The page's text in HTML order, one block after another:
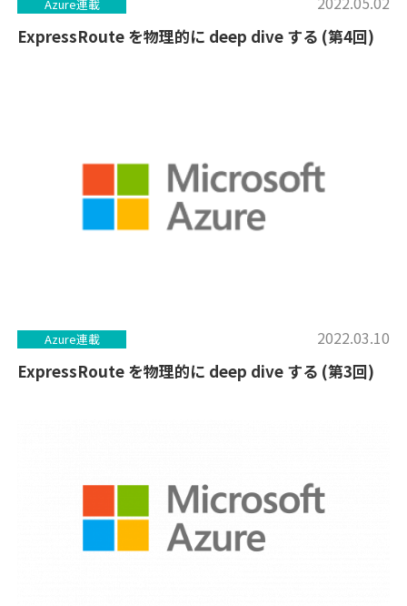
Azure連載
ExpressRoute を物理的に deep dive する (第4回)
Azure連載 2022.03.10
ExpressRoute を物理的に deep dive する (第3回)